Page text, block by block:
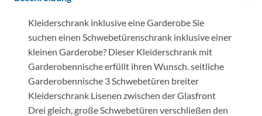
Kleiderschrank inklusive eine Garderobe Sie
suchen einen Schwebetürenschrank inklusive einer
kleinen Garderobe? Dieser Kleiderschrank mit
Garderobennische erfüllt ihren Wunsch. seitliche
Garderobennische 3 Schwebetüren breiter
Kleiderschrank Lisenen zwischen der Glasfront
Drei gleich, große Schwebetüren verschließen den